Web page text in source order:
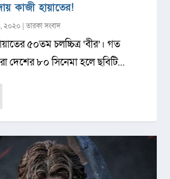
কাজী হায়াতের!
২০২০ |তারকা সংবাদ
৫০তম চলচ্চিত্র ‘বীর’। গত
দেশের ৮০ সিনেমা হলে ছবিটি...